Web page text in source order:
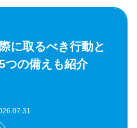
に取るべき行動と
つの備えも紹介